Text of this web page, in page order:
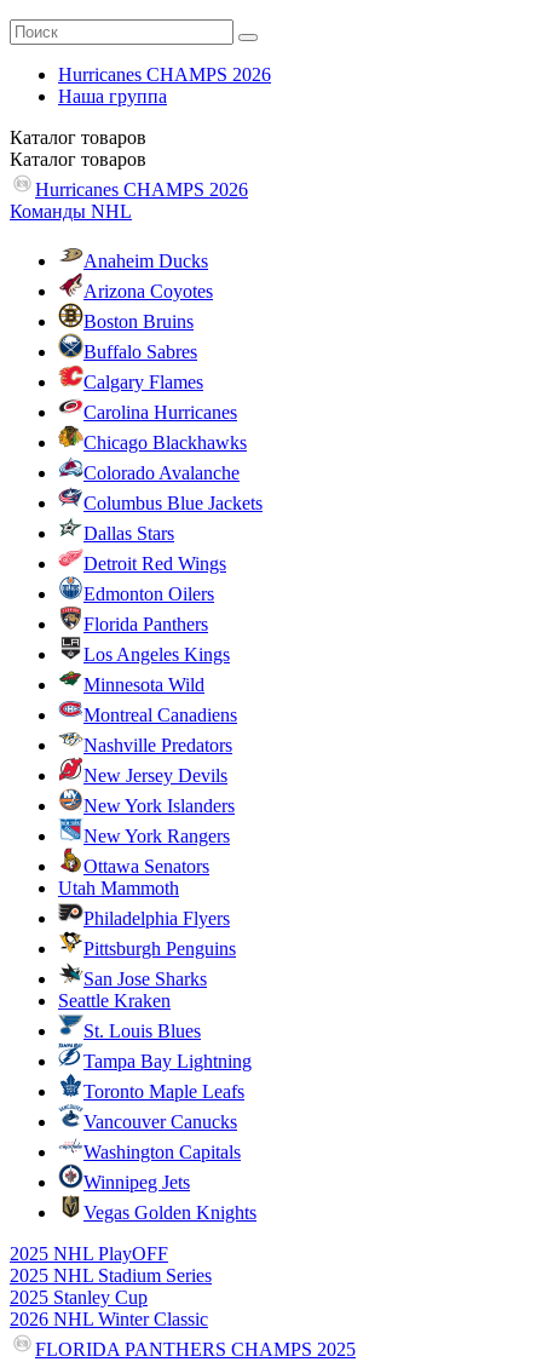
Hurricanes CHAMPS 2026
Наша группа
Каталог товаров
Каталог товаров
Hurricanes CHAMPS 2026
Команды NHL
Anaheim Ducks
Arizona Coyotes
Boston Bruins
Buffalo Sabres
Calgary Flames
Carolina Hurricanes
Chicago Blackhawks
Colorado Avalanche
Columbus Blue Jackets
Dallas Stars
Detroit Red Wings
Edmonton Oilers
Florida Panthers
Los Angeles Kings
Minnesota Wild
Montreal Canadiens
Nashville Predators
New Jersey Devils
New York Islanders
New York Rangers
Ottawa Senators
Utah Mammoth
Philadelphia Flyers
Pittsburgh Penguins
San Jose Sharks
Seattle Kraken
St. Louis Blues
Tampa Bay Lightning
Toronto Maple Leafs
Vancouver Canucks
Washington Capitals
Winnipeg Jets
Vegas Golden Knights
2025 NHL PlayOFF
2025 NHL Stadium Series
2025 Stanley Cup
2026 NHL Winter Classic
FLORIDA PANTHERS CHAMPS 2025